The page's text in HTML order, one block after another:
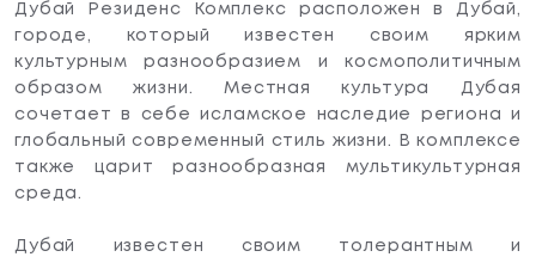
Дубай Резиденс Комплекс расположен в Дубай,
городе, который известен своим ярким
культурным разнообразием и космополитичным
образом жизни. Местная культура Дубая
сочетает в себе исламское наследие региона и
глобальный современный стиль жизни. В комплексе
также царит разнообразная мультикультурная
среда.
Дубай известен своим толерантным и